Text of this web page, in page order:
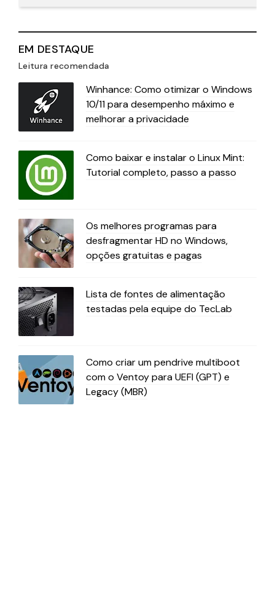
EM DESTAQUE
Leitura recomendada
Winhance: Como otimizar o Windows
10/11 para desempenho máximo e
melhorar a privacidade
Como baixar e instalar o Linux Mint:
Tutorial completo, passo a passo
Os melhores programas para
desfragmentar HD no Windows,
opções gratuitas e pagas
Lista de fontes de alimentação
testadas pela equipe do TecLab
Como criar um pendrive multiboot
com o Ventoy para UEFI (GPT) e
Legacy (MBR)